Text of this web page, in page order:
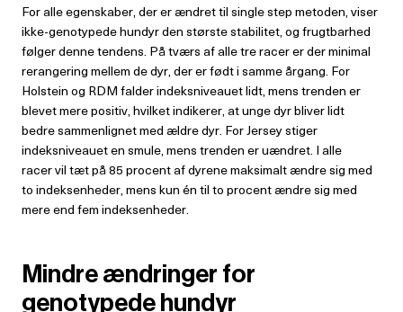
For alle egenskaber, der er ændret til single step metoden, viser
ikke-genotypede hundyr den største stabilitet, og frugtbarhed
følger denne tendens. På tværs af alle tre racer er der minimal
rerangering mellem de dyr, der er født i samme årgang. For
Holstein og RDM falder indeksniveauet lidt, mens trenden er
blevet mere positiv, hvilket indikerer, at unge dyr bliver lidt
bedre sammenlignet med ældre dyr. For Jersey stiger
indeksniveauet en smule, mens trenden er uændret. I alle
racer vil tæt på 85 procent af dyrene maksimalt ændre sig med
to indeksenheder, mens kun én til to procent ændre sig med
mere end fem indeksenheder.
Mindre ændringer for
genotypede hundyr